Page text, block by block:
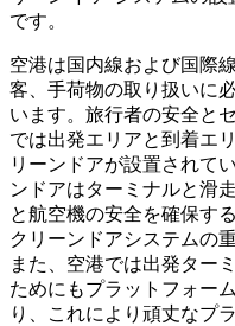
です。
空港は国内線および国際
客、手荷物の取り扱いに
います。旅行者の安全と
では出発エリアと到着エ
リーンドアが設置されて
ンドアはターミナルと滑
と航空機の安全を確保す
クリーンドアシステムの
また、空港では出発ター
ためにもプラットフォー
り、これにより頑丈なプ